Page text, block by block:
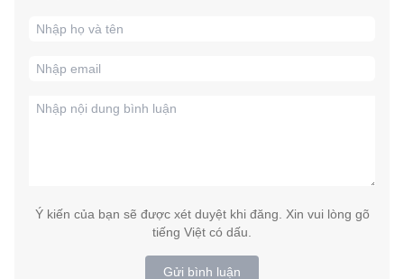
Ý kiến của bạn sẽ được xét duyệt khi đăng. Xin vui lòng gõ
tiếng Việt có dấu.
Gửi bình luận